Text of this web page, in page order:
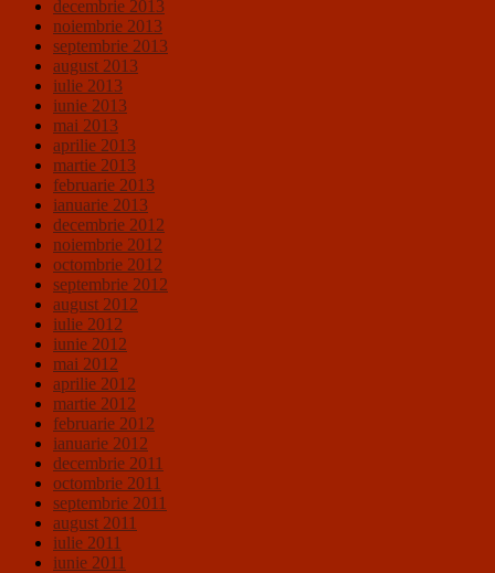
decembrie 2013
noiembrie 2013
septembrie 2013
august 2013
iulie 2013
iunie 2013
mai 2013
aprilie 2013
martie 2013
februarie 2013
ianuarie 2013
decembrie 2012
noiembrie 2012
octombrie 2012
septembrie 2012
august 2012
iulie 2012
iunie 2012
mai 2012
aprilie 2012
martie 2012
februarie 2012
ianuarie 2012
decembrie 2011
octombrie 2011
septembrie 2011
august 2011
iulie 2011
iunie 2011